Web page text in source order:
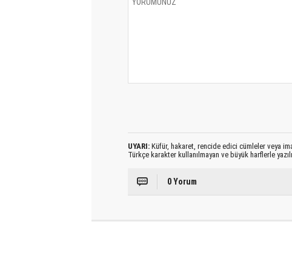
UYARI:Küfür, hakaret, rencide edici cümleler veya
Türkçe karakter kullanılmayan ve büyük harflerle
0 Yorum